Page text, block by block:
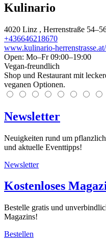
Kulinario
4020 Linz , Herrenstraße
+436646218670
www.kulinario-herrenstrasse.at/
Open: Mo–Fr 09:00–19:00
Vegan-freundlich
Shop und Restaurant mit
veganen Optionen.
Newsletter
Neuigkeiten rund um
und aktuelle Eventtipps!
Newsletter
Kostenloses
Bestelle gratis und
Magazins!
Bestellen